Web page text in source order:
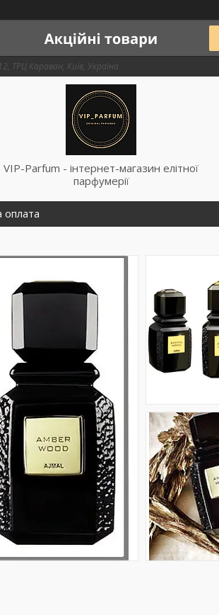
ТРЦ Караван, Київ, Україна
VIP-Parfum - інтернет-магазин елітної
парфумерії
оплата